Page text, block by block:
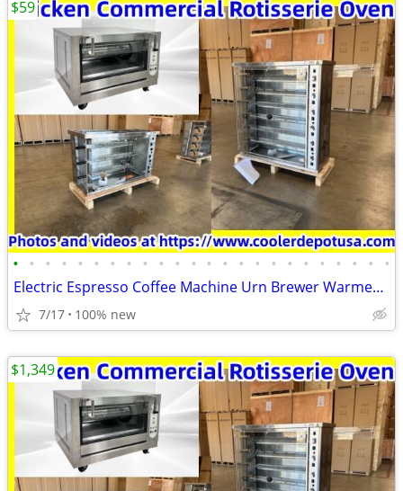
• • • • • • • • • • • • • • • • • • • • • • • •
Electric Espresso Coffee Machine Urn Brewer Warmer Conveyor Coffee
7/17 100% new
$59
$1,349